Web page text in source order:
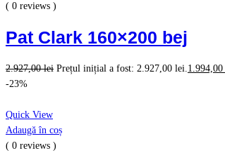
( 0 reviews )
Pat Clark 160×200 bej
2.927,00lei Prețul inițial a fost: 2.927,00 lei.1.994,00
-23%
Quick View
Adaugă în coș
( 0 reviews )